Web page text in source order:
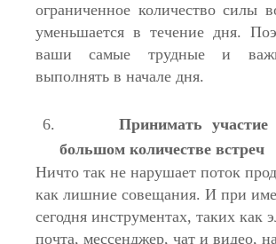
ограниченное количество силы
уменьшается в течение дня.
ваши самые трудные и
выполнять в начале дня.
Принимать участие
большом количестве встреч
Ничто так не нарушает поток
как лишние совещания. И при
сегодня инструментах, таких как
почта, мессенджер, чат и видео,